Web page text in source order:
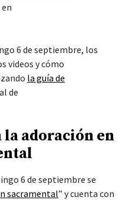
6 de septiembre, los
videos y cómo
la guía de
de
adoración en
6 de septiembre se
sacramental” y cuenta con